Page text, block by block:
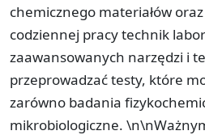
chemicznego materiałów oraz
codziennej pracy technik
zaawansowanych narzędzi i
przeprowadzać testy, które
zarówno badania
mikrobiologiczne.